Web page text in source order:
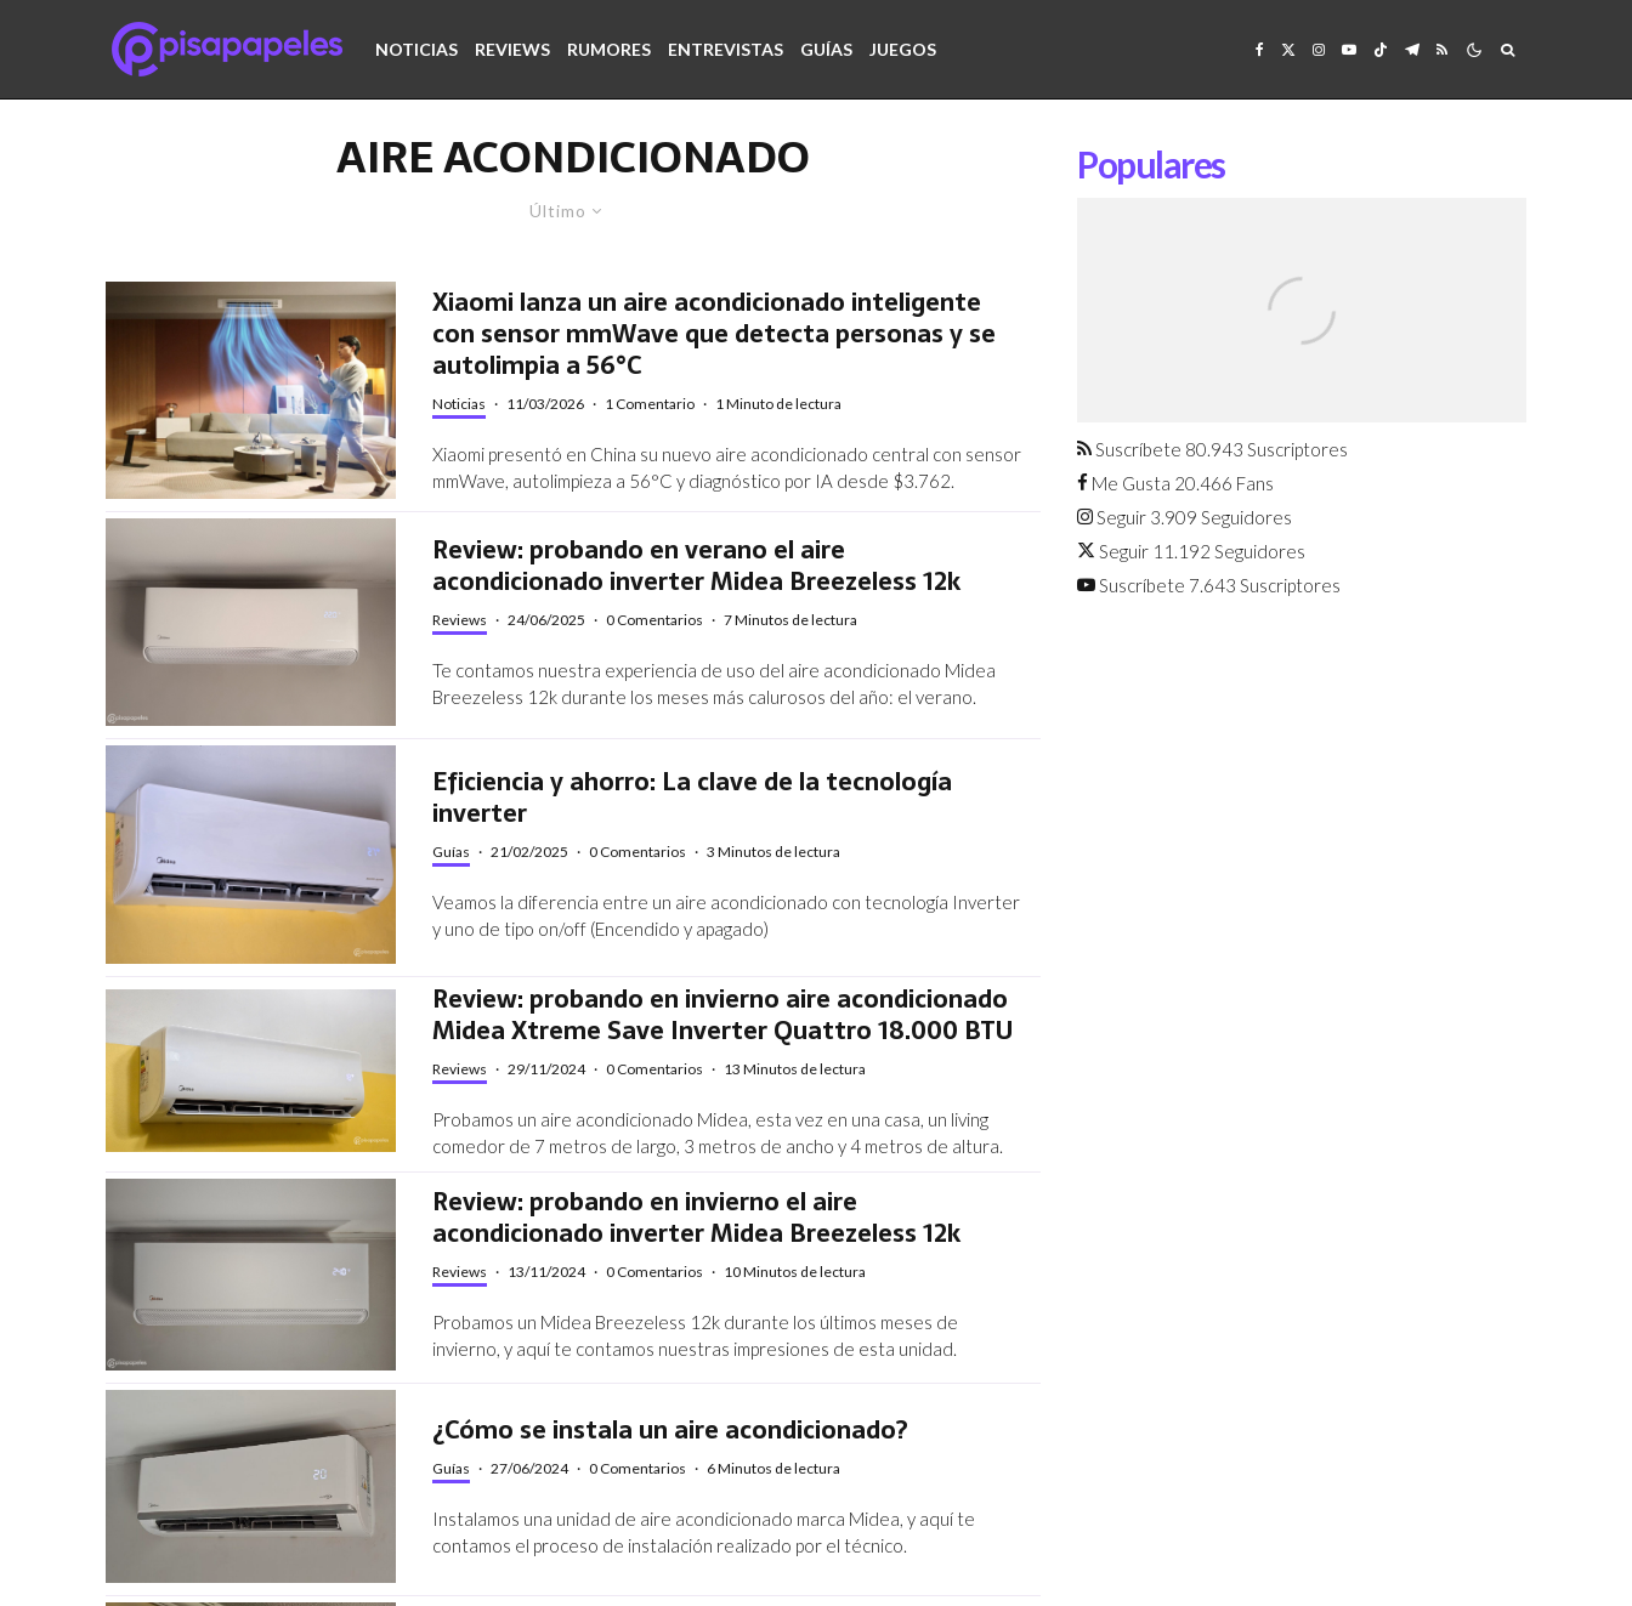
NOTICIAS REVIEWS RUMORES ENTREVISTAS GUÍAS JUEGOS
AIRE ACONDICIONADO
Último
Xiaomi lanza un aire acondicionado inteligente
con sensor mmWave que detecta personas y se
autolimpia a 56°C
Noticias · 11/03/2026 · 1 Comentario · 1 Minuto de lectura
Xiaomi presentó en China su nuevo aire acondicionado central con sensor
mmWave, autolimpieza a 56°C y diagnóstico por IA desde $3.762.
Review: probando en verano el aire
acondicionado inverter Midea Breezeless 12k
Reviews · 24/06/2025 · 0 Comentarios · 7 Minutos de lectura
Te contamos nuestra experiencia de uso del aire acondicionado Midea
Breezeless 12k durante los meses más calurosos del año: el verano.
Eficiencia y ahorro: La clave de la tecnología
inverter
Guías · 21/02/2025 · 0 Comentarios · 3 Minutos de lectura
Veamos la diferencia entre un aire acondicionado con tecnología Inverter
y uno de tipo on/off (Encendido y apagado)
Review: probando en invierno aire acondicionado
Midea Xtreme Save Inverter Quattro 18.000 BTU
Reviews · 29/11/2024 · 0 Comentarios · 13 Minutos de lectura
Probamos un aire acondicionado Midea, esta vez en una casa, un living
comedor de 7 metros de largo, 3 metros de ancho y 4 metros de altura.
Review: probando en invierno el aire
acondicionado inverter Midea Breezeless 12k
Reviews · 13/11/2024 · 0 Comentarios · 10 Minutos de lectura
Probamos un Midea Breezeless 12k durante los últimos meses de
invierno, y aquí te contamos nuestras impresiones de esta unidad.
¿Cómo se instala un aire acondicionado?
Guías · 27/06/2024 · 0 Comentarios · 6 Minutos de lectura
Instalamos una unidad de aire acondicionado marca Midea, y aquí te
contamos el proceso de instalación realizado por el técnico.
Populares
agosto
Suscríbete 80.943 Suscriptores
Me Gusta 20.466 Fans
Seguir 3.909 Seguidores
Seguir 11.192 Seguidores
Suscríbete 7.643 Suscriptores